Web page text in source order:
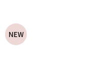
NEW